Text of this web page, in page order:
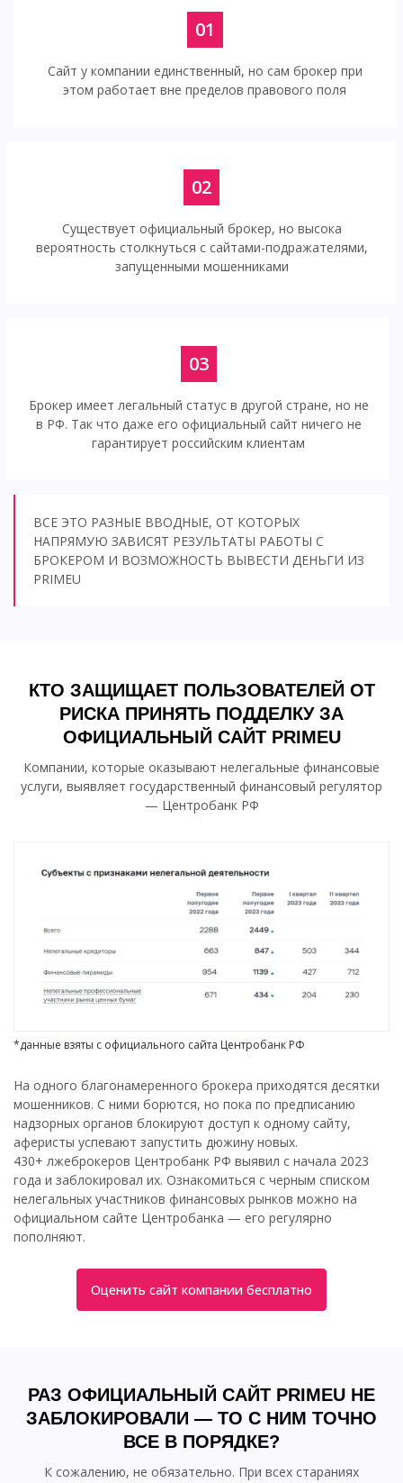
01
Сайт у компании единственный, но сам брокер при
этом работает вне пределов правового поля
02
Существует официальный брокер, но высока
вероятность столкнуться с сайтами-подражателями,
запущенными мошенниками
03
Брокер имеет легальный статус в другой стране, но не
в РФ. Так что даже его официальный сайт ничего не
гарантирует российским клиентам
ВСЕ ЭТО РАЗНЫЕ ВВОДНЫЕ, ОТ КОТОРЫХ
НАПРЯМУЮ ЗАВИСЯТ РЕЗУЛЬТАТЫ РАБОТЫ С
БРОКЕРОМ И ВОЗМОЖНОСТЬ ВЫВЕСТИ ДЕНЬГИ ИЗ
PRIMEU
КТО ЗАЩИЩАЕТ ПОЛЬЗОВАТЕЛЕЙ ОТ
РИСКА ПРИНЯТЬ ПОДДЕЛКУ ЗА
ОФИЦИАЛЬНЫЙ САЙТ PRIMEU
Компании, которые оказывают нелегальные финансовые
услуги, выявляет государственный финансовый регулятор
— Центробанк РФ
*данные взяты с официального сайта Центробанк РФ
На одного благонамеренного брокера приходятся десятки
мошенников. С ними борются, но пока по предписанию
надзорных органов блокируют доступ к одному сайту,
аферисты успевают запустить дюжину новых.
430+ лжеброкеров Центробанк РФ выявил с начала 2023
года и заблокировал их. Ознакомиться с черным списком
нелегальных участников финансовых рынков можно на
официальном сайте Центробанка — его регулярно
пополняют.
Оценить сайт компании бесплатно
РАЗ ОФИЦИАЛЬНЫЙ САЙТ PRIMEU НЕ
ЗАБЛОКИРОВАЛИ — ТО С НИМ ТОЧНО
ВСЕ В ПОРЯДКЕ?
К сожалению, не обязательно. При всех стараниях